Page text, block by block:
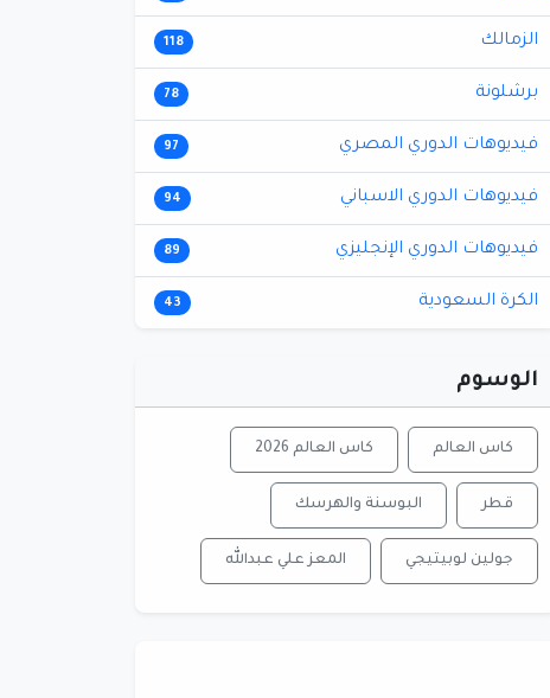
الزمالك 118
برشلونة 78
فيديوهات الدوري المصري 97
فيديوهات الدوري الاسباني 94
فيديوهات الدوري الإنجليزي 89
الكرة السعودية 43
الوسوم
كاس العالم كاس العالم 2026
قطر البوسنة والهرسك
جولين لوبيتيجي المعز علي عبدالله